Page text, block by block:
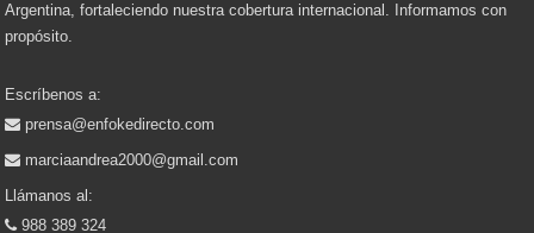
Argentina, fortaleciendo nuestra cobertura internacional. Informamos con
propósito.
Escríbenos a:
prensa@enfokedirecto.com
marciaandrea2000@gmail.com
Llámanos al:
988 389 324